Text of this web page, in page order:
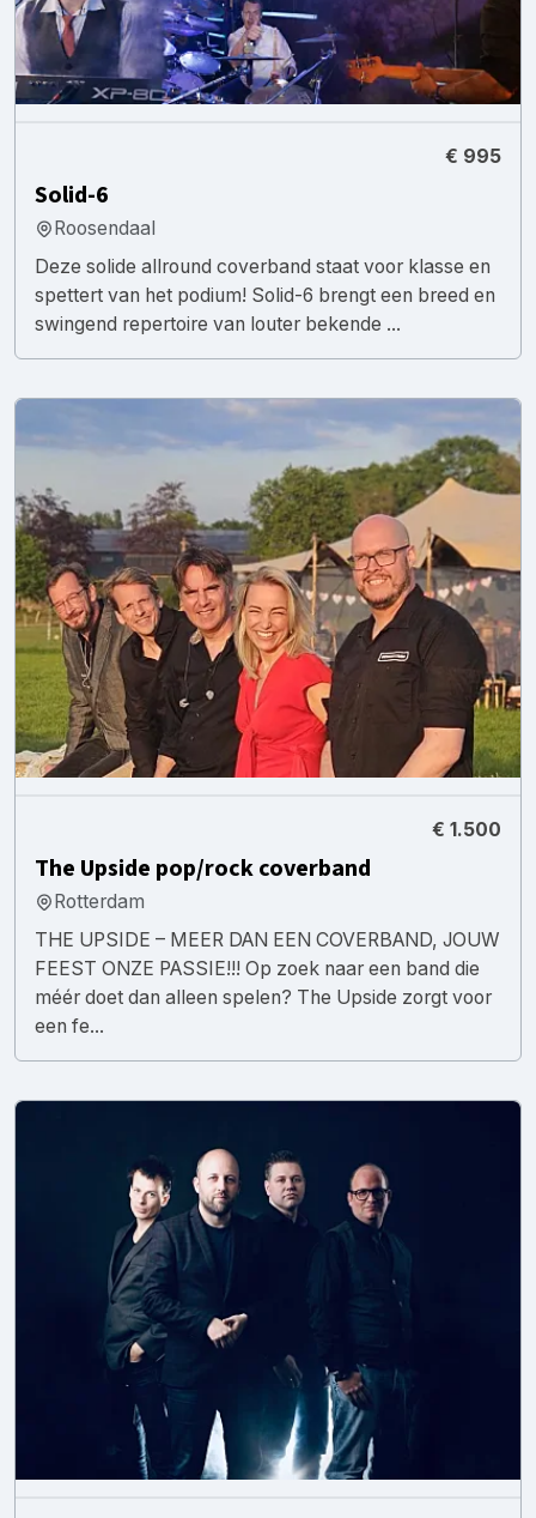
€ 995
Solid-6
Roosendaal
Deze solide allround coverband staat voor klasse en
spettert van het podium! Solid-6 brengt een breed en
swingend repertoire van louter bekende ...
€ 1.500
The Upside pop/rock coverband
Rotterdam
THE UPSIDE – MEER DAN EEN COVERBAND, JOUW
FEEST ONZE PASSIE!!! Op zoek naar een band die
méér doet dan alleen spelen? The Upside zorgt voor
een fe...